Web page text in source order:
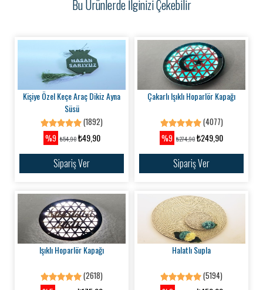
Bu Ürünlerde İlginizi Çekebilir
Kişiye Özel Keçe Araç Dikiz Ayna
Süsü
(1892)
%9 ₺54,90₺49,90
Sipariş Ver
Çakarlı Işıklı Hoparlör Kapağı
(4077)
%9 ₺274,90 ₺249,90
Sipariş Ver
Işıklı Hoparlör Kapağı
(2618)
Halatlı Supla
(5194)